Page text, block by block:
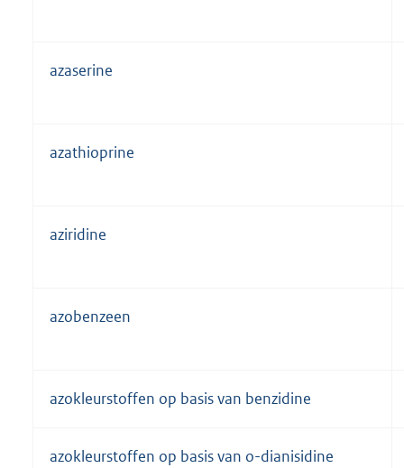
azaserine
azathioprine
aziridine
azobenzeen
azokleurstoffen op basis van benzidine
azokleurstoffen op basis van o-dianisidine